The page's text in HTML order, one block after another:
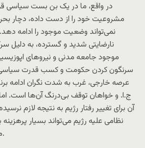
در واقع، ما در یک بن بست سیاسی
مشروعیت خود را از دست داده، دچار
نمی‌تواند وضعیت موجود را ادامه
نارضایتی شدید و گسترده، به دلیل
موجود جامعه مدنی و نیروهای
سرنگون کردن حکومت و کسب قدرت سیاسی
عرصه خارجی، غرب به شدت نگران ادامه
ج.ا. و خواهان توقف بی‌درنگ آن‌ها است.
آن برای تغییر رفتار رژیم به نتیجه لازم
نظامی علیه رژیم می‌تواند بسیار پرهزینه
مورد نظر منتهی نشود.